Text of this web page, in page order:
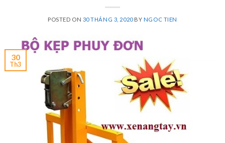
POSTED ON 30 THÁNG 3, 2020BY NGOC TIEN
30
Th3